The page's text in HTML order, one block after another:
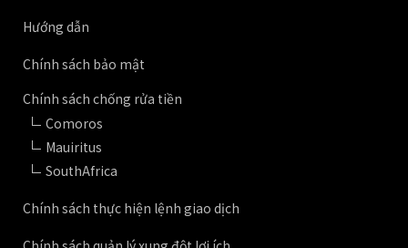
Hướng dẫn
Chính sách bảo mật
Chính sách chống rửa tiền
Comoros
Mauiritus
SouthAfrica
Chính sách thực hiện lệnh giao dịch